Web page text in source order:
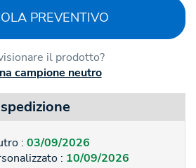
PREVENTIVO
il prodotto?
campione neutro
spedizione
: 03/09/2026
: 10/09/2026